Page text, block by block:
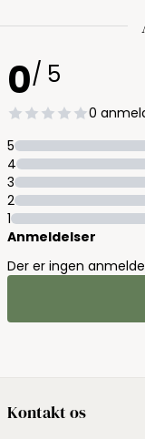
0/ 5
0
5
4
3
2
1
Anmeldelser
Der er ingen
Kontakt os